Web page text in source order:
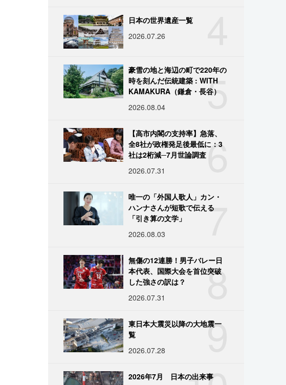
日本の世界遺産一覧
2026.07.26
5
豪雪の地と海辺の町で220年の
時を刻んだ伝統建築 : WITH
KAMAKURA（鎌倉・長谷）
2026.08.04
6
【高市内閣の支持率】急落、
全8社が政権発足後最低に：3
社は2桁減─7月世論調査
2026.07.31
7
唯一の「外国人歌人」カン・
ハンナさんが短歌で伝える
「引き算の文学」
2026.08.03
8
無傷の12連勝！男子バレー日
本代表、国際大会を首位突破
した強さの訳は？
2026.07.31
9
東日本大震災以降の大地震一
覧
2026.07.28
2026年7月 日本の出来事